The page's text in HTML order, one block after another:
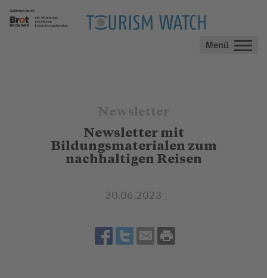
Menü
Newsletter
Newsletter mit
Bildungsmaterialen zum
nachhaltigen Reisen
30.06.2023